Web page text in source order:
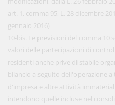
art. 1, comma 95, L. 28 dicembre
gennaio 2016)
10-bis. Le previsioni del comma
valori delle partecipazioni di
residenti anche prive di stabile
bilancio a seguito dell'operazione
d'impresa e altre attività
intendono quelle incluse nel